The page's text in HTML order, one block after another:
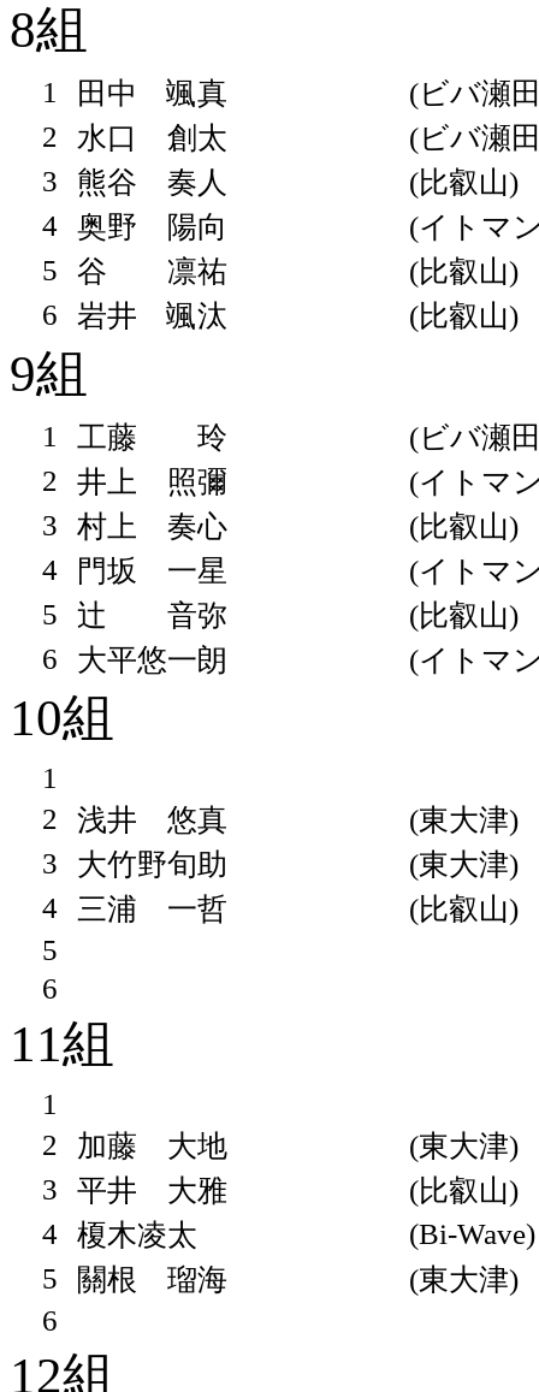
8組
1 田中 颯真
(ビバ瀬
2
水口 創太
(ビバ瀬
3
熊谷 奏人
(比叡山)
4 奥野 陽向
(イトマ
5
谷 凛祐
(比叡山)
6
岩井 颯汰 (比叡山)
9組
1 工藤 玲
(ビバ瀬
2
井上 照彌
(イトマ
3
村上 奏心
(比叡山)
4
門坂 一星
(イトマ
5
辻 音弥
(比叡山)
6
大平悠一朗 (イトマ
10組
1
2
浅井 悠真
(東大津)
3
大竹野旬助
(東大津)
4
三浦 一哲
(比叡山)
5
6
11組
1
2
加藤 大地
(東大津)
3
平井 大雅
(比叡山)
4 榎木凌太
(Bi-Wave)
5
關根 瑠海
(東大津)
6
12組